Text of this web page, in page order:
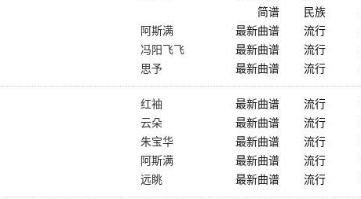
简谱 民族
阿斯满 最新曲谱 流行
冯阳飞飞 最新曲谱 流行
思予 最新曲谱 流行
红袖 最新曲谱 流行
云朵 最新曲谱 流行
朱宝华 最新曲谱 流行
阿斯满 最新曲谱 流行
远眺 最新曲谱 流行